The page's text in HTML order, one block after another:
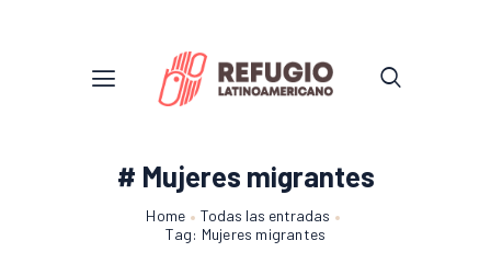
# Mujeres migrantes
Home
Todas las entradas
Tag: Mujeres migrantes